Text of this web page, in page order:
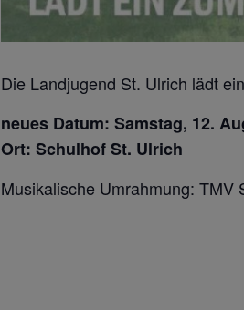
Die Landjugend St. Ulrich lädt
neues Datum: Samstag, 12.
Ort: Schulhof St. Ulrich
Musikalische Umrahmung: TMV